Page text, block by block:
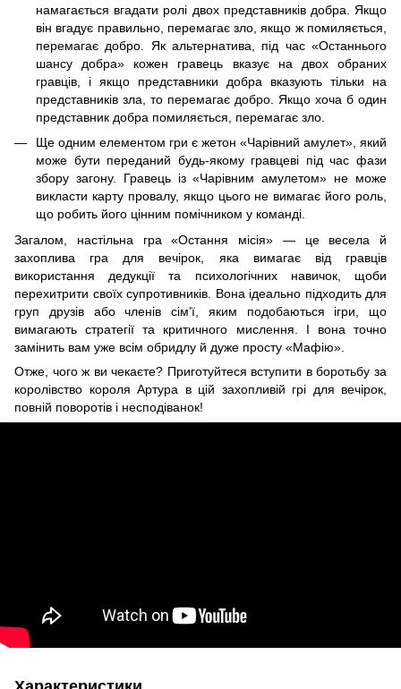
намагається вгадати ролі двох представників добра. Якщо
він вгадує правильно, перемагає зло, якщо ж помиляється,
перемагає добро. Як альтернатива, під час «Останнього
шансу добра» кожен гравець вказує на двох обраних
гравців, і якщо представники добра вказують тільки на
представників зла, то перемагає добро. Якщо хоча б один
представник добра помиляється, перемагає зло.
Ще одним елементом гри є жетон «Чарівний амулет», який
може бути переданий будь-якому гравцеві під час фази
збору загону. Гравець із «Чарівним амулетом» не може
викласти карту провалу, якщо цього не вимагає його роль,
що робить його цінним помічником у команді.
Загалом, настільна гра «Остання місія» — це весела й
захоплива гра для вечірок, яка вимагає від гравців
використання дедукції та психологічних навичок, щоби
перехитрити своїх супротивників. Вона ідеально підходить для
груп друзів або членів сім’ї, яким подобаються ігри, що
вимагають стратегії та критичного мислення. І вона точно
замінить вам уже всім обридлу й дуже просту «Мафію».
Отже, чого ж ви чекаєте? Приготуйтеся вступити в боротьбу за
королівство короля Артура в цій захопливій грі для вечірок,
повній поворотів і несподіванок!